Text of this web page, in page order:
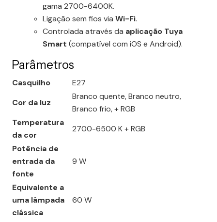
gama 2700-6400K.
Ligação sem fios via Wi-Fi.
Controlada através da aplicação Tuya
Smart (compatível com iOS e Android).
Parâmetros
Casquilho
E27
Cor da luz
Branco quente, Branco neutro,
Branco frio, + RGB
Temperatura
da cor
2700-6500 K + RGB
Potência de
entrada da
fonte
9 W
Equivalente a
uma lâmpada
clássica
60 W